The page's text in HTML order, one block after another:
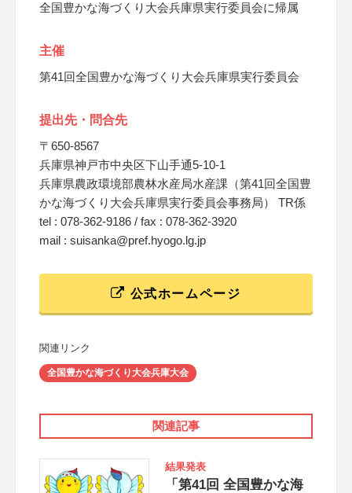
全国豊かな海づくり大会兵庫県実行委員会に帰属
主催
第41回全国豊かな海づくり大会兵庫県実行委員会
提出先・問合先
〒650-8567
兵庫県神戸市中央区下山手通5-10-1
兵庫県農政環境部農林水産局水産課（第41回全国豊
かな海づくり大会兵庫県実行委員会事務局） TR係
tel : 078-362-9186 / fax : 078-362-3920
mail : suisanka@pref.hyogo.lg.jp
公式ホームページ
関連リンク
全国豊かな海づくり大会兵庫大会
関連記事
結果発表
「第41回 全国豊かな海